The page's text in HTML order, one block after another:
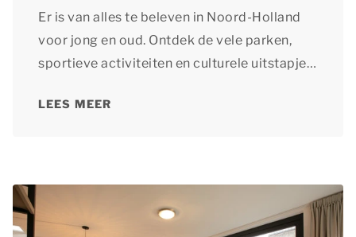
Er is van alles te beleven in Noord-Holland
voor jong en oud. Ontdek de vele parken,
sportieve activiteiten en culturele uitstapjes
LEES MEER